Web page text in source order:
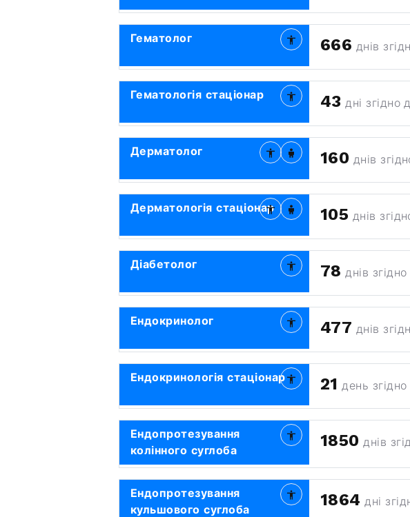
Гематолог 666 днів
Гематологія стаціонар 43 дні згідно
Дерматолог 160 днів
Дерматологія стаціонар 105 днів
Діабетолог 78 днів
Ендокринолог 477 днів
Ендокринологія стаціонар 21 день
Ендопротезування
колінного суглоба
1850 днів
Ендопротезування
кульшового суглоба
1864 дні